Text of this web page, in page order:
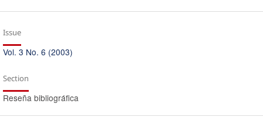
Issue
Vol. 3 No. 6 (2003)
Section
Reseña bibliográfica